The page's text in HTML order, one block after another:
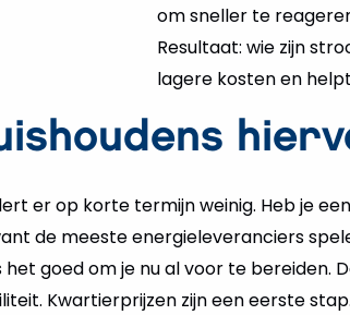
om sneller te
Resultaat: wie zijn
lagere kosten en
er op korte termijn weinig. Heb je
de meeste energieleveranciers
goed om je nu al voor te bereiden.
Kwartierprijzen zijn een eerste